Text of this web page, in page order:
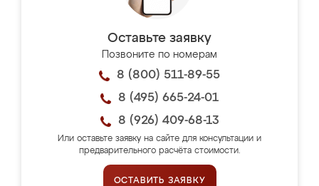
Оставьте заявку
Позвоните по номерам
8 (800) 511-89-55
8 (495) 665-24-01
8 (926) 409-68-13
Или оставьте заявку на сайте для консультации и
предварительного расчёта стоимости.
ОСТАВИТЬ ЗАЯВКУ